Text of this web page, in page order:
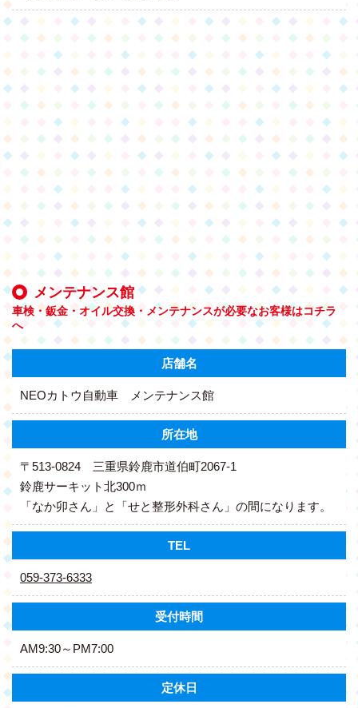
メンテナンス館
車検・鈑金・オイル交換・メンテナンスが必要なお客様はコチラ
へ
店舗名
NEOカトウ自動車 メンテナンス館
所在地
〒513-0824 三重県鈴鹿市道伯町2067-1
鈴鹿サーキット北300ｍ
「なか卯さん」と「せと整形外科さん」の間になります。
TEL
059-373-6333
受付時間
AM9:30～PM7:00
定休日